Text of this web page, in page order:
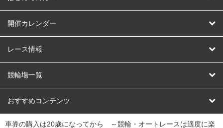
はじめての方へ
開催カレンダー
競輪
オートレース
競輪くじ
Dokanto!
レース情報
レース予想
レース結果
キャリーオーバー一覧
競輪場一覧
北日本 函館競輪場
関 弥彦競輪場 前橋競輪場 取手競輪場 宇都宮競輪場
おすすめコンテンツ
競輪選手情報
車券の購入は20歳になってから ～競輪・オートレースは適度に楽